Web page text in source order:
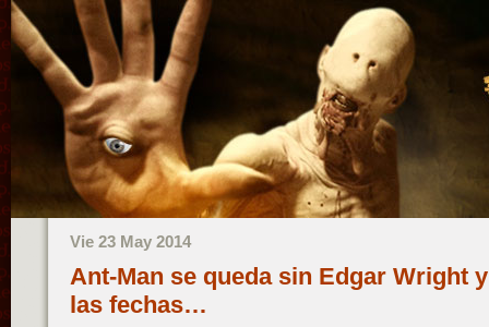
Vie 23 May 2014
Ant-Man se queda sin Edgar Wright
las fechas…